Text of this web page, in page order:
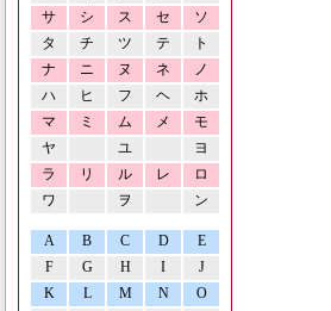
サ
シ ス セ
ソ
タ
チ ツ テ
ト
ナ
ニ ヌ ネ
ノ
ハ
ヒ フ ヘ
ホ
マ
ミ ム メ
モ
ヤ
ユ
ヨ
ラ
リ ル レ
ロ
ワ
ヲ ン
A B C D
E
F
G H I
J
K
L M N O